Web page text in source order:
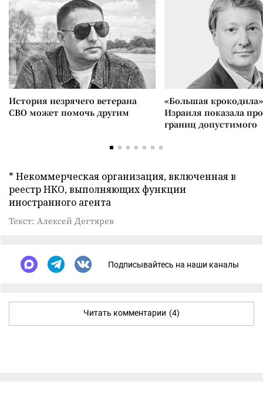
История незрячего ветерана
СВО может помочь другим
«Большая
Израиля показала
границ допустимого
* Некоммерческая организация, включенная в
реестр НКО, выполняющих функции
иностранного агента
Текст: Алексей Дегтярев
Подписывайтесь на наши каналы
Читать комментарии (4)